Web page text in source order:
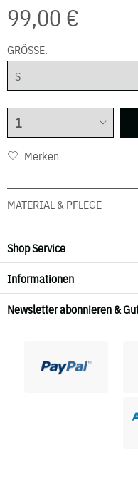
99,00 €
GRÖSSE:
Merken
MATERIAL & PFLEGE
92 % Baumwolle 8 %
30° C Schonwäsche
nicht in den
Shop Service
Informationen
Newsletter abonnieren &